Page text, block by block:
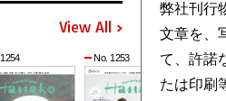
View All
No. 1253 No.
弊社刊行
文章を、
て、許諾
たは印刷